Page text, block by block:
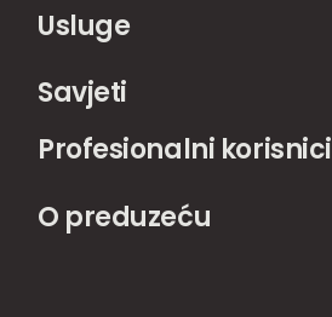
Usluge
Savjeti
Profesionalni korisnici
O preduzeću